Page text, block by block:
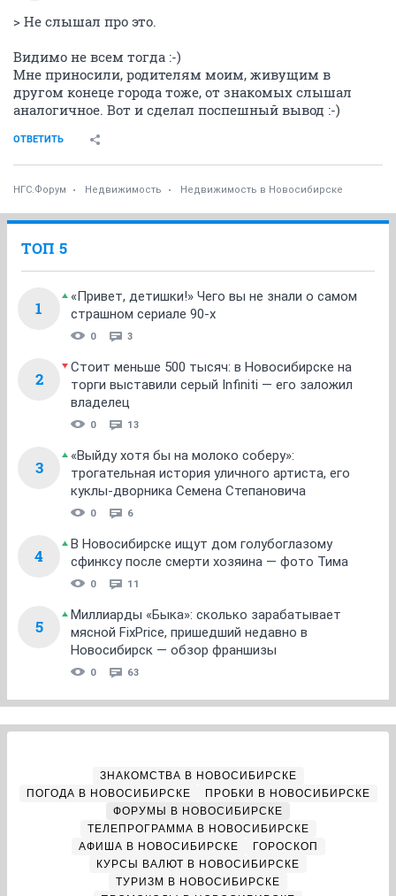
> Не слышал про это.
Видимо не всем тогда :-)
Мне приносили, родителям моим, живущим в
другом конеце города тоже, от знакомых слышал
аналогичное. Вот и сделал поспешный вывод :-)
ОТВЕТИТЬ
НГС.Форум Недвижимость Недвижимость в Новосибирске
ТОП 5
1
«Привет, детишки!» Чего вы не знали о самом
страшном сериале 90-х
0 3
2
Стоит меньше 500 тысяч: в Новосибирске на
торги выставили серый Infiniti — его заложил
владелец
0 13
3
«Выйду хотя бы на молоко соберу»:
трогательная история уличного артиста, его
куклы-дворника Семена Степановича
0 6
4
В Новосибирске ищут дом голубоглазому
сфинксу после смерти хозяина — фото Тима
0 11
5
Миллиарды «Быка»: сколько зарабатывает
мясной FixPrice, пришедший недавно в
Новосибирск — обзор франшизы
0 63
ЗНАКОМСТВА В НОВОСИБИРСКЕ
ПОГОДА В НОВОСИБИРСКЕ
ПРОБКИ В НОВОСИБИРСКЕ
ФОРУМЫ В НОВОСИБИРСКЕ
ТЕЛЕПРОГРАММА В НОВОСИБИРСКЕ
АФИША В НОВОСИБИРСКЕ
ГОРОСКОП
КУРСЫ ВАЛЮТ В НОВОСИБИРСКЕ
ТУРИЗМ В НОВОСИБИРСКЕ